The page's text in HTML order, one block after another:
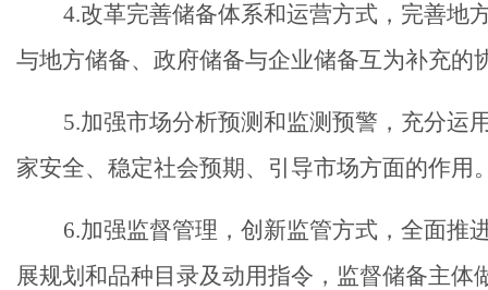
4.改革完善储备体系和运营方式，完善地
与地方储备、政府储备与企业储备互为补充的
5.加强市场分析预测和监测预警，充分运
家安全、稳定社会预期、引导市场方面的作用
6.加强监督管理，创新监管方式，全面推
展规划和品种目录及动用指令，监督储备主